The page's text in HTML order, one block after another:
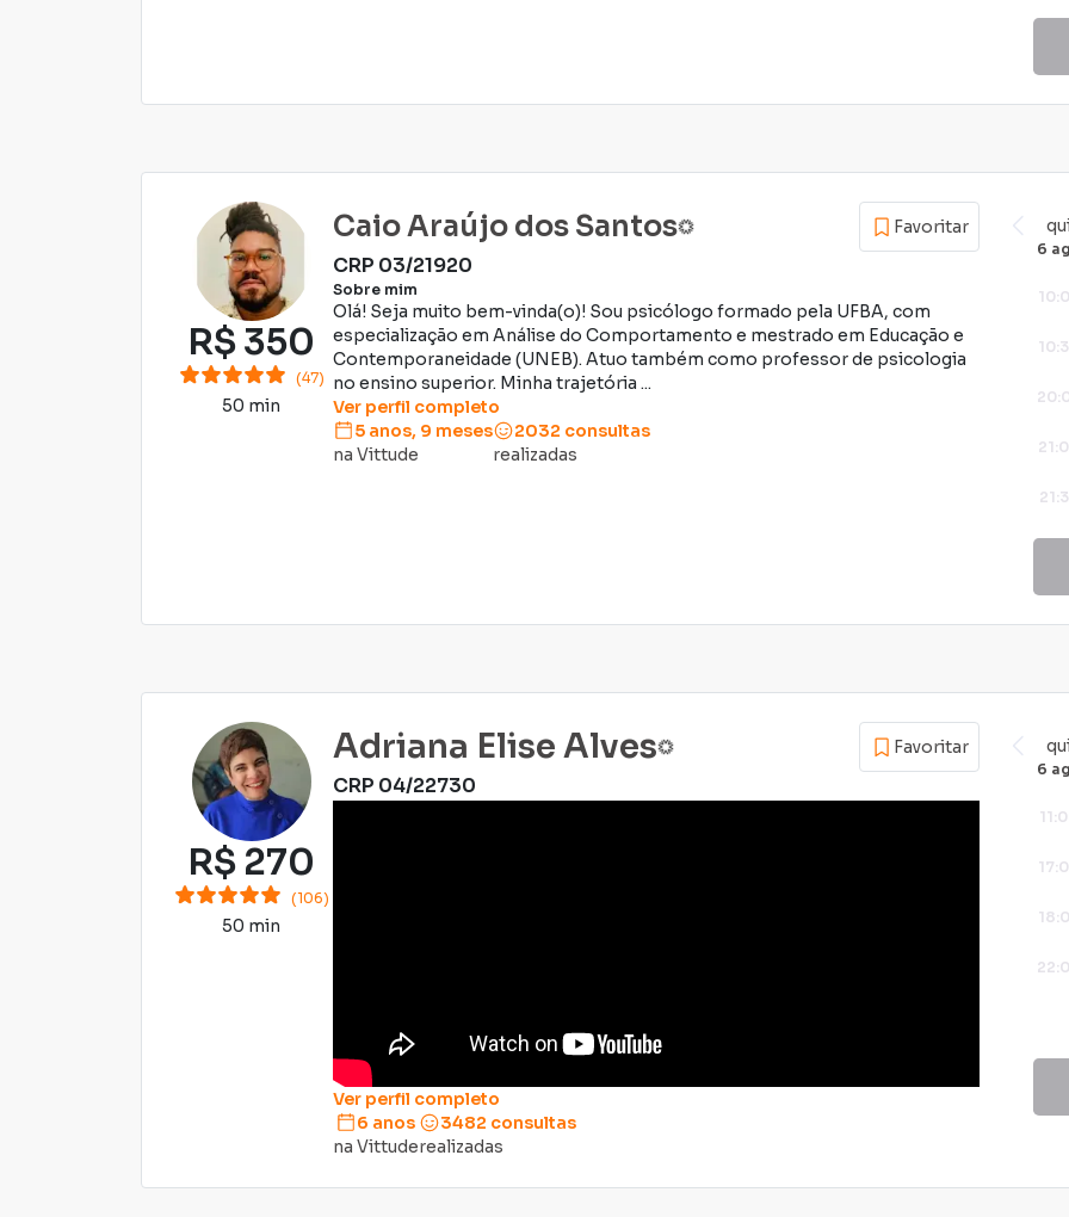
R$350
(47)
50 min
Caio Araújo dos Santos Favoritar
CRP 03/21920
Sobre mim
Olá! Seja muito bem-vinda(o)! Sou psicólogo formado pela UFBA, com
especialização em Análise do Comportamento e mestrado em Educação e
Contemporaneidade (UNEB). Atuo também como professor de psicologia
no ensino superior. Minha trajetória ...
Ver perfil completo
5 anos, 9 meses
na Vittude
2032 consultas
realizadas
6
R$ 270
(106)
50 min
Adriana Elise Alves Favoritar
CRP 04/22730
Ver perfil completo
6 anos
na Vittude
3482 consultas
realizadas
6